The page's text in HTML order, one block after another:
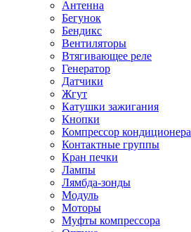
Антенна
Бегунок
Бендикс
Вентиляторы
Втягивающее реле
Генератор
Датчики
Жгут
Катушки зажигания
Кнопки
Компрессор кондиционера
Контактные группы
Кран печки
Лампы
Лямбда-зонды
Модуль
Моторы
Муфты компрессора